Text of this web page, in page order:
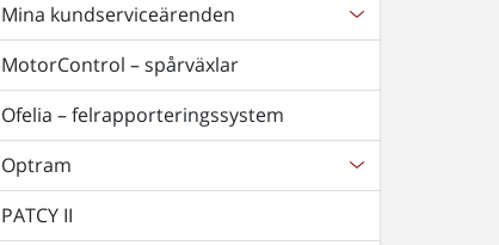
Mina kundserviceärenden
MotorControl – spårväxlar
Ofelia – felrapporteringssystem
Optram
PATCY II